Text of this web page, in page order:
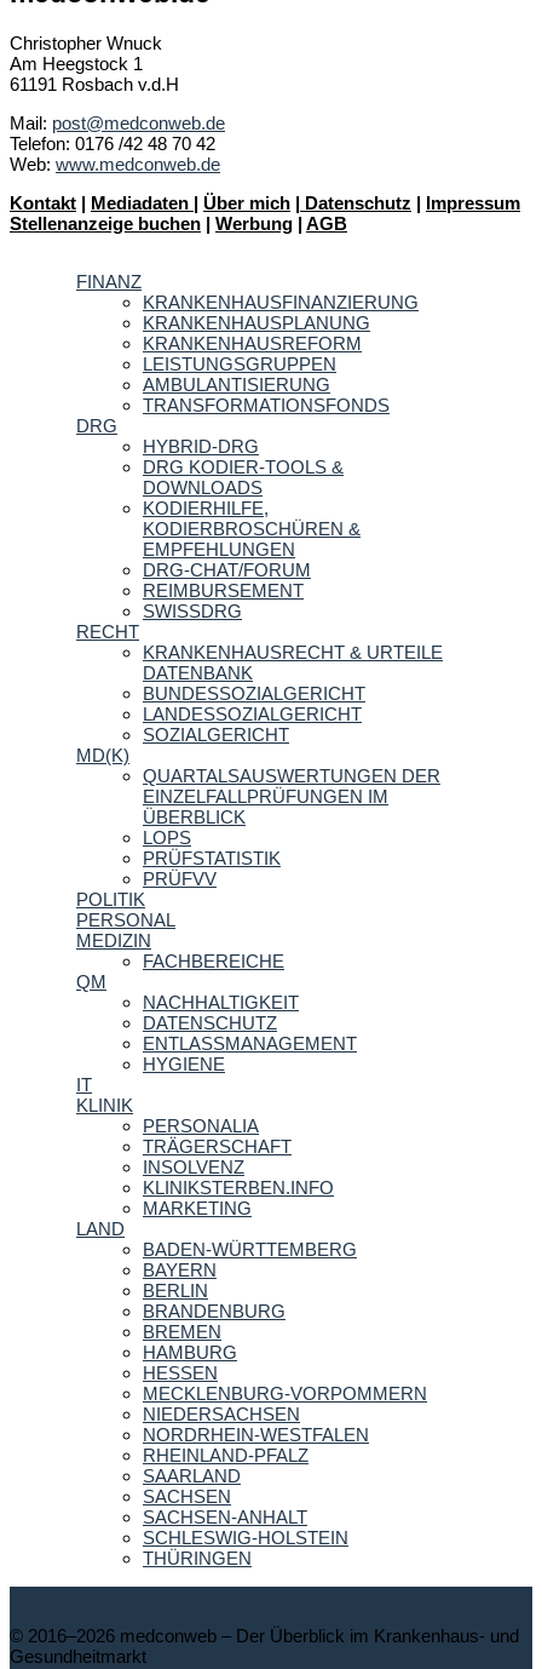
Christopher Wnuck
Am Heegstock 1
61191 Rosbach v.d.H
Mail: post@medconweb.de
Telefon: 0176 /42 48 70 42
Web: www.medconweb.de
Kontakt | Mediadaten | Über mich | Datenschutz | Impressum
Stellenanzeige buchen | Werbung | AGB
FINANZ
KRANKENHAUSFINANZIERUNG
KRANKENHAUSPLANUNG
KRANKENHAUSREFORM
LEISTUNGSGRUPPEN
AMBULANTISIERUNG
TRANSFORMATIONSFONDS
DRG
HYBRID-DRG
DRG KODIER-TOOLS &
DOWNLOADS
KODIERHILFE,
KODIERBROSCHÜREN &
EMPFEHLUNGEN
DRG-CHAT/FORUM
REIMBURSEMENT
SWISSDRG
RECHT
KRANKENHAUSRECHT & URTEILE
DATENBANK
BUNDESSOZIALGERICHT
LANDESSOZIALGERICHT
SOZIALGERICHT
MD(K)
QUARTALSAUSWERTUNGEN DER
EINZELFALLPRÜFUNGEN IM
ÜBERBLICK
LOPS
PRÜFSTATISTIK
PRÜFVV
POLITIK
PERSONAL
MEDIZIN
FACHBEREICHE
QM
NACHHALTIGKEIT
DATENSCHUTZ
ENTLASSMANAGEMENT
HYGIENE
IT
KLINIK
PERSONALIA
TRÄGERSCHAFT
INSOLVENZ
KLINIKSTERBEN.INFO
MARKETING
LAND
BADEN-WÜRTTEMBERG
BAYERN
BERLIN
BRANDENBURG
BREMEN
HAMBURG
HESSEN
MECKLENBURG-VORPOMMERN
NIEDERSACHSEN
NORDRHEIN-WESTFALEN
RHEINLAND-PFALZ
SAARLAND
SACHSEN
SACHSEN-ANHALT
SCHLESWIG-HOLSTEIN
THÜRINGEN
© 2016–2026 medconweb – Der Überblick im Krankenhaus- und
Gesundheitmarkt